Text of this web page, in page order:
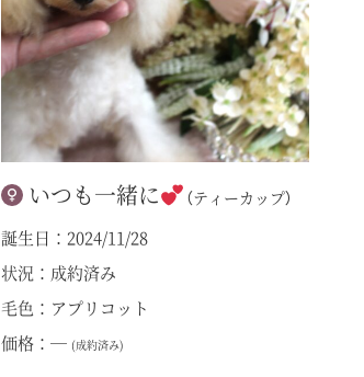
いつも一緒に （ティーカップ）
誕生日：2024/11/28
状況：成約済み
毛色：アプリコット
価格：― (成約済み)